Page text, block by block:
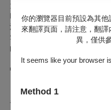
你的瀏覽器目前預設為其
來翻譯頁面，請注意，翻
異，僅供
It seems like your browser
Method 1
大師同台演出，2025年錄取
Berlioz: Symphonie
海、日本、香港等地演出，
Styriarte Youth Orchestra演出
的養分，將會持續在這條路上加
中提琴／林夏禾 Viola／Shia-He
目前旅居美國，2025年獲得
各布音樂學院 Performance